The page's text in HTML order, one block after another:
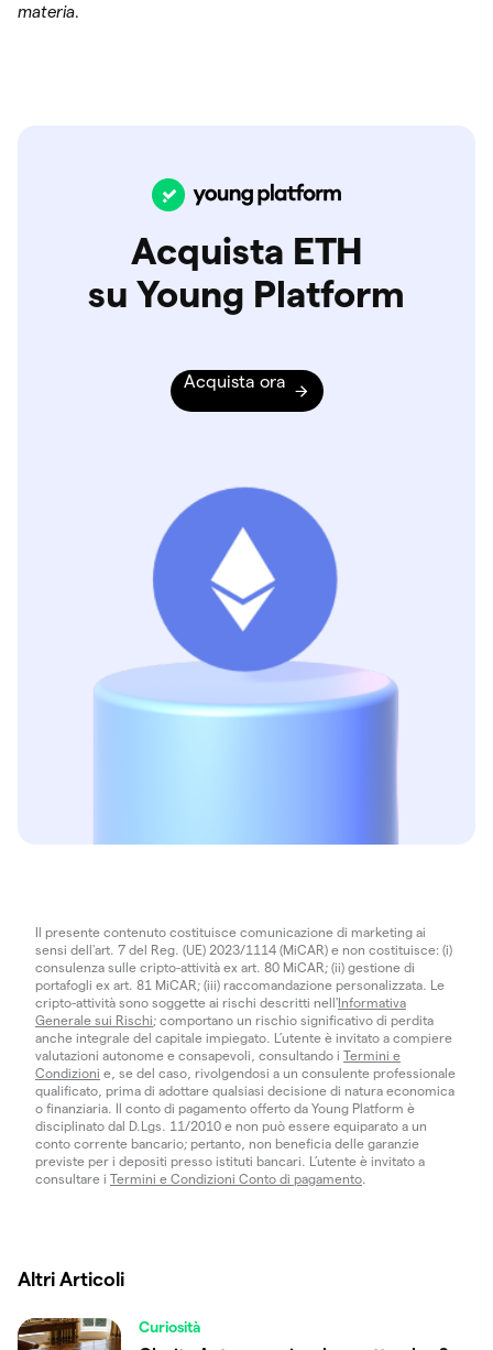
materia.
Acquista ETH
su Young Platform
Acquista ora
Il presente contenuto costituisce comunicazione di marketing ai
sensi dell'art. 7 del Reg. (UE) 2023/1114 (MiCAR) e non costituisce: (i)
consulenza sulle cripto-attività ex art. 80 MiCAR; (ii) gestione di
portafogli ex art. 81 MiCAR; (iii) raccomandazione personalizzata. Le
cripto-attività sono soggette ai rischi descritti nell'Informativa
Generale sui Rischi; comportano un rischio significativo di perdita
anche integrale del capitale impiegato. L’utente è invitato a compiere
valutazioni autonome e consapevoli, consultando i Termini e
Condizioni e, se del caso, rivolgendosi a un consulente professionale
qualificato, prima di adottare qualsiasi decisione di natura economica
o finanziaria. Il conto di pagamento offerto da Young Platform è
disciplinato dal D.Lgs. 11/2010 e non può essere equiparato a un
conto corrente bancario; pertanto, non beneficia delle garanzie
previste per i depositi presso istituti bancari. L’utente è invitato a
consultare i Termini e Condizioni Conto di pagamento.
Altri Articoli
Curiosità